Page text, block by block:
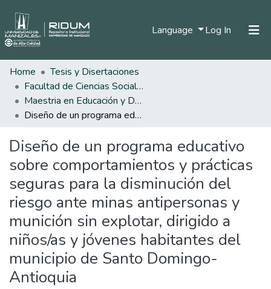
Language Log In (current)
Statistics
Home
Tesis y Disertaciones
Facultad de Ciencias Sociales y Humanas
Maestria en Educación y Desarrollo Humano
Diseño de un programa educativo sobre comportamientos y prácticas seguras para la disminución del riesgo ante minas antipersonas y munición sin explotar, dirigido a niños/as y jóvenes habitantes del municipio de Santo Domingo-Antioquia
Diseño de un programa educativo
sobre comportamientos y prácticas
seguras para la disminución del
riesgo ante minas antipersonas y
munición sin explotar, dirigido a
niños/as y jóvenes habitantes del
municipio de Santo Domingo-
Antioquia